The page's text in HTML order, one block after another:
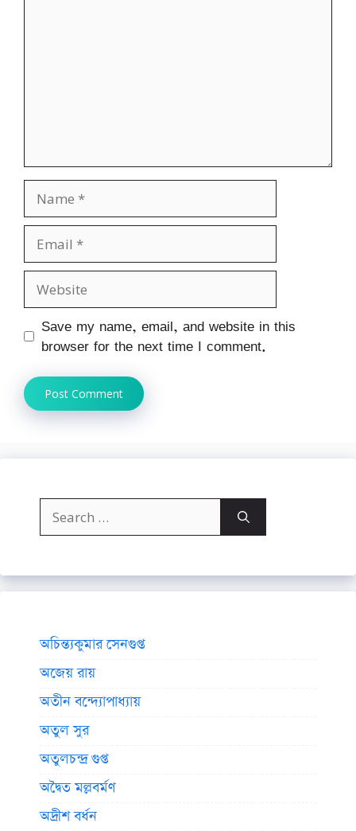
Name
Email
Website
Save my name, email, and website in this
browser for the next time I comment.
Search
for:
অচিন্ত্যকুমার সেনগুপ্ত
অজেয় রায়
অতীন বন্দ্যোপাধ্যায়
অতুল সুর
অতুলচন্দ্র গুপ্ত
অদ্বৈত মল্লবর্মণ
অদ্রীশ বর্ধন